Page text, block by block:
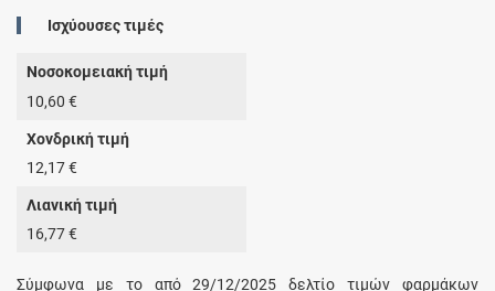
Ισχύουσες τιμές
Νοσοκομειακή τιμή
10,60 €
Χονδρική τιμή
12,17 €
Λιανική τιμή
16,77 €
Σύμφωνα με το από 29/12/2025 δελτίο τιμών φαρμάκων